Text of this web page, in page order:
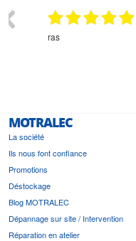
ras
MOTRALEC
La société
Ils nous font confiance
Promotions
Déstockage
Blog MOTRALEC
Dépannage sur site / Intervention
Réparation en atelier